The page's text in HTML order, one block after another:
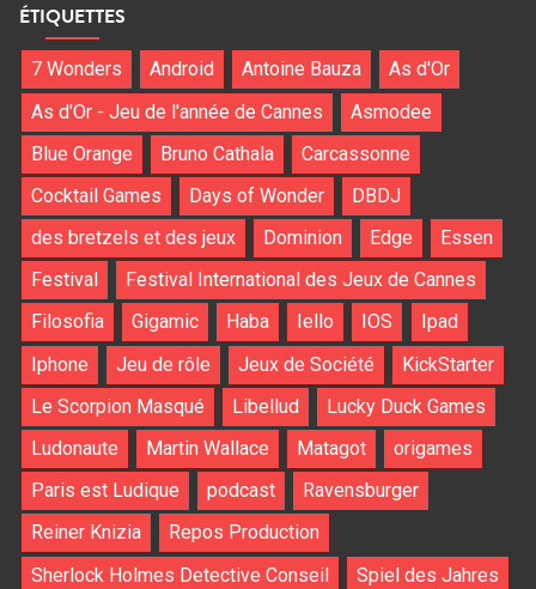
ÉTIQUETTES
7 Wonders Android Antoine Bauza
As d'Or
As d'Or - Jeu de l'année de Cannes
Asmodee
Blue Orange
Bruno Cathala
Carcassonne
Cocktail Games
Days of Wonder
DBDJ
des bretzels et des jeux
Dominion Edge
Essen
Festival
Festival International des Jeux de Cannes
Filosofia
Gigamic Haba Iello IOS
Ipad
Iphone
Jeu de rôle Jeux de Société
KickStarter
Le Scorpion Masqué
Libellud
Lucky Duck Games
Ludonaute
Martin Wallace Matagot
origames
Paris est Ludique
podcast
Ravensburger
Reiner Knizia
Repos Production
Sherlock Holmes Detective Conseil
Spiel des Jahres